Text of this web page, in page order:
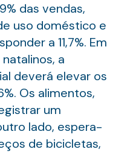
das vendas,
uso doméstico e
a 11,7%. Em
a
deverá elevar os
Os alimentos,
um
lado, espera-
de bicicletas,